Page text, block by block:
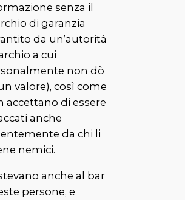
senza il
di garanzia
da un’autorità
a cui
non dò
valore), così come
accettano di essere
anche
da chi li
nemici.
anche al bar
persone, e